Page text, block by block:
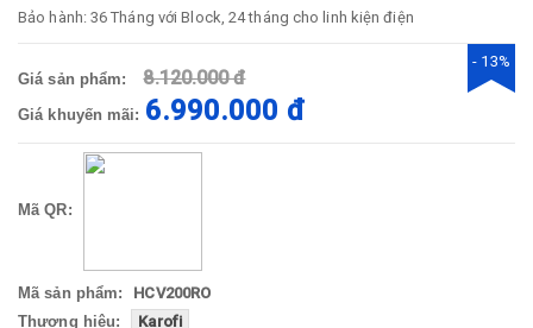
Bảo hành: 36 Tháng với Block, 24 tháng cho linh kiện điện
Giá sản phẩm: 8.120.000 đ
Giá khuyến mãi: 6.990.000 đ
- 13%
Mã QR:
Mã sản phẩm:
HCV200RO
Thương hiệu:
Karofi